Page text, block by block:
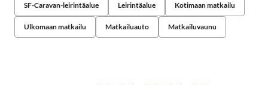
SF-Caravan-leirintäalue Leirintäalue Kotimaan matkailu
Ulkomaan matkailu Matkailuauto Matkailuvaunu